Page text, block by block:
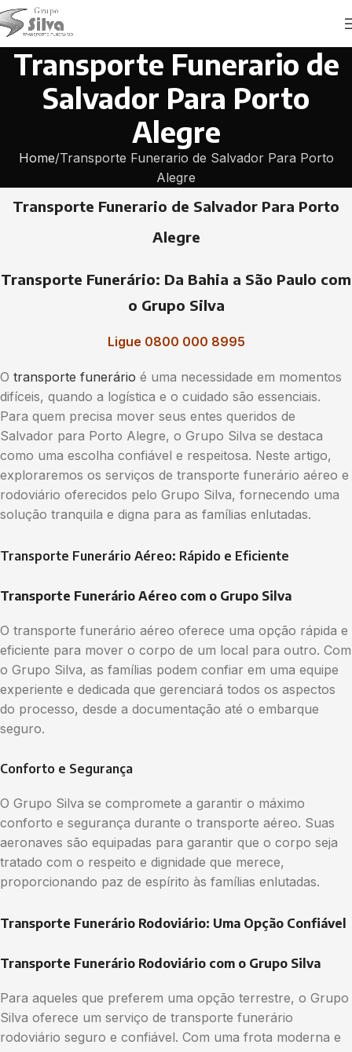
Transporte Funerario de
Salvador Para Porto
Alegre
Home Transporte Funerario de Salvador Para Porto
Alegre
Transporte Funerario de Salvador Para Porto
Alegre
Transporte Funerário: Da Bahia a São Paulo com
o Grupo Silva
Ligue 0800 000 8995
O transporte funerário é uma necessidade em momentos
difíceis, quando a logística e o cuidado são essenciais.
Para quem precisa mover seus entes queridos de
Salvador para Porto Alegre, o Grupo Silva se destaca
como uma escolha confiável e respeitosa. Neste artigo,
exploraremos os serviços de transporte funerário aéreo e
rodoviário oferecidos pelo Grupo Silva, fornecendo uma
solução tranquila e digna para as famílias enlutadas.
Transporte Funerário Aéreo: Rápido e Eficiente
Transporte Funerário Aéreo com o Grupo Silva
O transporte funerário aéreo oferece uma opção rápida e
eficiente para mover o corpo de um local para outro. Com
o Grupo Silva, as famílias podem confiar em uma equipe
experiente e dedicada que gerenciará todos os aspectos
do processo, desde a documentação até o embarque
seguro.
Conforto e Segurança
O Grupo Silva se compromete a garantir o máximo
conforto e segurança durante o transporte aéreo. Suas
aeronaves são equipadas para garantir que o corpo seja
tratado com o respeito e dignidade que merece,
proporcionando paz de espírito às famílias enlutadas.
Transporte Funerário Rodoviário: Uma Opção Confiável
Transporte Funerário Rodoviário com o Grupo Silva
Para aqueles que preferem uma opção terrestre, o Grupo
Silva oferece um serviço de transporte funerário
rodoviário seguro e confiável. Com uma frota moderna e